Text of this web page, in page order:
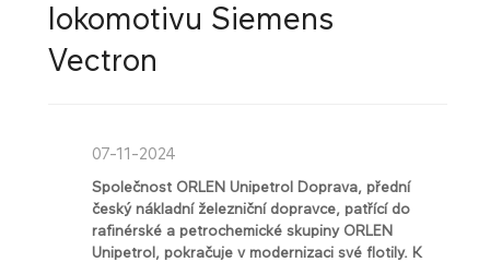
lokomotivu Siemens
Vectron
07-11-2024
Společnost ORLEN Unipetrol Doprava, přední
český nákladní železniční dopravce, patřící do
rafinérské a petrochemické skupiny ORLEN
Unipetrol, pokračuje v modernizaci své flotily. K